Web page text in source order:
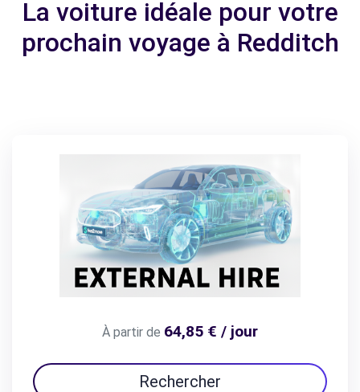
La voiture idéale pour votre
prochain voyage à Redditch
À partir de 64,85 € / jour
Rechercher